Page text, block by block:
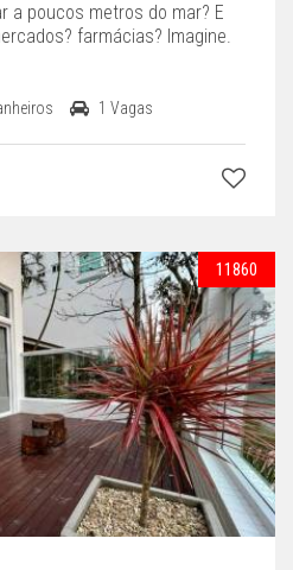
a poucos metros do mar? E
farmácias? Imagine.
1 Vagas
11860